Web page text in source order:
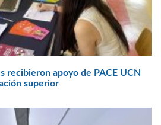
recibieron apoyo de PACE UCN
superior